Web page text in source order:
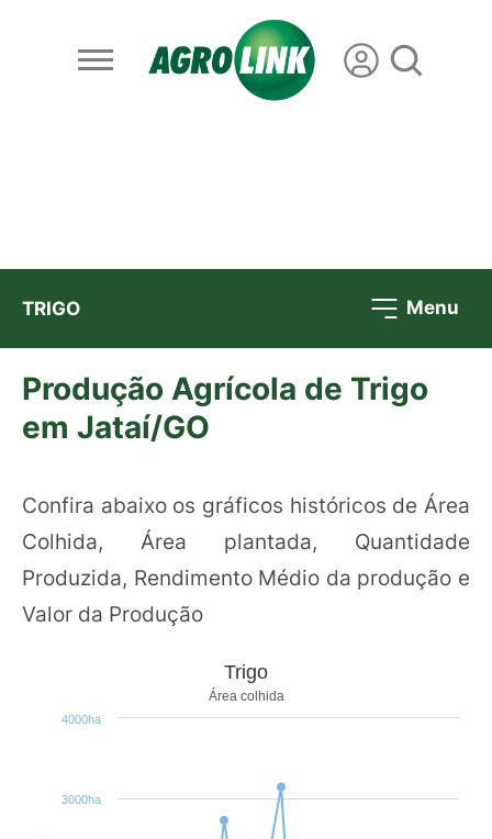
TRIGO Menu
Produção Agrícola de Trigo
em Jataí/GO
Confira abaixo os gráficos históricos de Área
Colhida, Área plantada, Quantidade
Produzida, Rendimento Médio da produção e
Valor da Produção
Trigo
Área colhida
3000ha
4000ha